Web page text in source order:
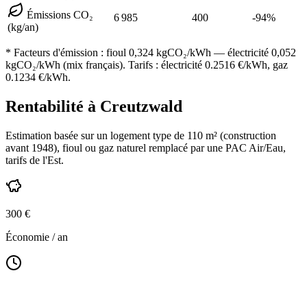
Émissions CO₂
(kg/an)
6 985 400 -94%
* Facteurs d'émission : fioul 0,324 kgCO₂/kWh — électricité 0,052
kgCO₂/kWh (mix français). Tarifs : électricité 0.2516 €/kWh, gaz
0.1234 €/kWh.
Rentabilité à Creutzwald
Estimation basée sur un logement type de 110 m² (construction
avant 1948), fioul ou gaz naturel remplacé par une PAC Air/Eau,
tarifs de l'Est.
300 €
Économie / an